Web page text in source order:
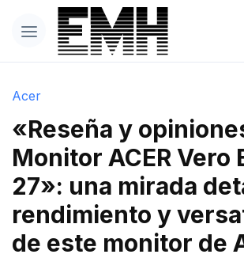
Acer
«Reseña y
Monitor ACER Vero
27»: una mirada
rendimiento y
de este monitor de